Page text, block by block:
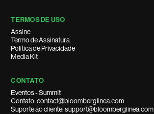
TERMOS DE USO
Assine
Termo de Assinatura
Política de Privacidade
Media Kit
CONTATO
Eventos - Summit
Contato: contact@bloomberglinea.com
Suporte ao cliente: support@bloomberglinea.com